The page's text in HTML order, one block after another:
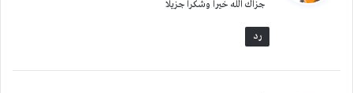
ل
جزاك الله خيرا وشكرا جزيلا
رد